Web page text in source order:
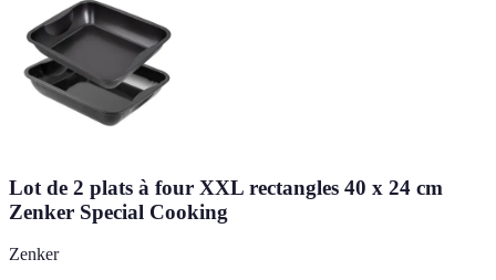
Lot de 2 plats à four XXL rectangles 40 x 24 cm
Zenker Special Cooking
Zenker